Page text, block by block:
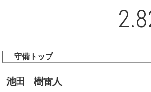
守備トップ
池田 樹雷人